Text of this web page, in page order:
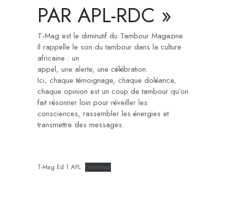
PAR APL-RDC »
T-Mag est le diminutif du Tambour Magazine.
Il rappelle le son du tambour dans la culture
africaine : un
appel, une alerte, une célébration.
Ici, chaque témoignage, chaque doléance,
chaque opinion est un coup de tambour qu’on
fait résonner loin pour réveiller les
consciences, rassembler les énergies et
transmettre des messages.
T-Mag Ed 1 APL Download